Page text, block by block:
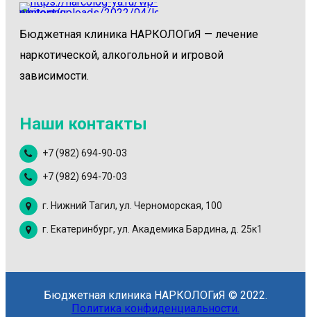
Бюджетная клиника НАРКОЛОГиЯ — лечение
наркотической, алкогольной и игровой
зависимости.
Наши контакты
+7 (982) 694-90-03
+7 (982) 694-70-03
г. Нижний Тагил, ул. Черноморская, 100
г. Екатеринбург, ул. Академика Бардина, д. 25к1
Бюджетная клиника НАРКОЛОГиЯ © 2022.
Политика конфиденциальности.